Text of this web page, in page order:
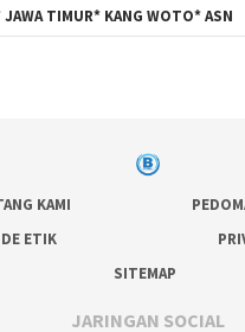
JAWA TIMUR* KANG WOTO* ASN
KAMI
ETIK
SITEMAP
JARINGAN SOCIAL